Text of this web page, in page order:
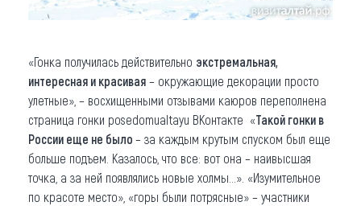
«Гонка получилась действительно экстремальная,
интересная и красивая – окружающие декорации просто
улетные», – восхищенными отзывами каюров переполнена
страница гонки posedomualtayu ВКонтакте «Такой гонки в
России еще не было – за каждым крутым спуском был еще
больше подъем. Казалось, что все: вот она – наивысшая
точка, а за ней появлялись новые холмы...». «Изумительное
по красоте место», «горы были потрясные» – участники